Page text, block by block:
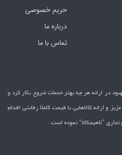
حریم خصوصی
درباره ما
تماس با ما
از سال 1395 با هدف بهبود در ارائه هر چه بهتر خدمات شروع بکار کرد و
و ارائه کالاهایی با قیمت کاملاَ رقابتی اقدام
"لاهیج­کالا" نموده است.